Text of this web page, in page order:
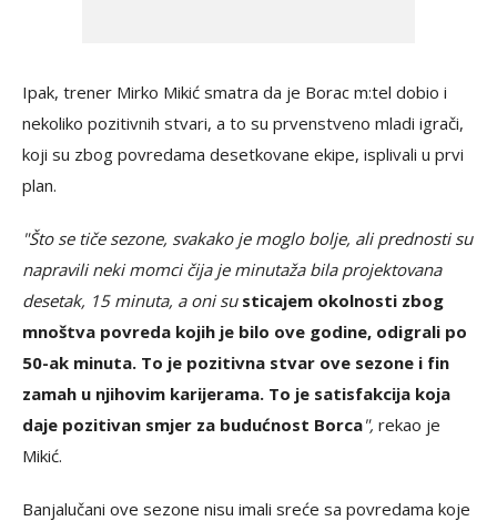
Ipak, trener Mirko Mikić smatra da je Borac m:tel dobio i
nekoliko pozitivnih stvari, a to su prvenstveno mladi igrači,
koji su zbog povredama desetkovane ekipe, isplivali u prvi
plan.
"Što se tiče sezone, svakako je moglo bolje, ali prednosti su
napravili neki momci čija je minutaža bila projektovana
desetak, 15 minuta, a oni su sticajem okolnosti zbog
mnoštva povreda kojih je bilo ove godine, odigrali po
50-ak minuta. To je pozitivna stvar ove sezone i fin
zamah u njihovim karijerama. To je satisfakcija koja
daje pozitivan smjer za budućnost Borca", rekao je
Mikić.
Banjalučani ove sezone nisu imali sreće sa povredama koje